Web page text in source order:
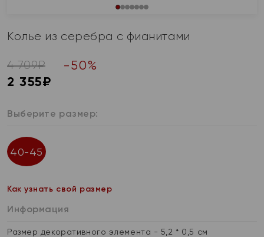
Колье из серебра с фианитами
4 709₽ -50%
2 355₽
Выберите размер:
40-45
Как узнать свой размер
Информация
Размер декоративного элемента - 5,2 * 0,5 см